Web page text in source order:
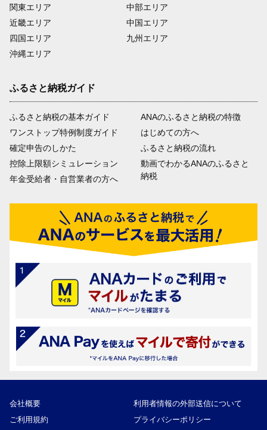
関東エリア
近畿エリア
四国エリア
沖縄エリア
中部エリア
中国エリア
九州エリア
ふるさと納税ガイド
ふるさと納税の基本ガイド
ワンストップ特例制度ガイド
確定申告のしかた
控除上限額シミュレーション
年金受給者・自営業者の方へ
ANAのふるさと納税の特徴
はじめての方へ
ふるさと納税の流れ
動画でわかるANAのふるさと
納税
会社概要
利用者情報の外部送信について
ご利用規約
プライバシーポリシー